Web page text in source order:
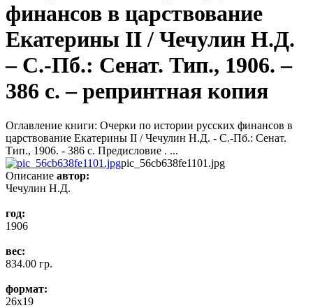
финансов в царствование
Екатерины II / Чечулин Н.Д.
– С.-Пб.: Сенат. Тип., 1906. –
386 с. – репринтная копия
Оглавление книги: Очерки по истории русских финансов в
царствование Екатерины II / Чечулин Н.Д. - С.-Пб.: Сенат.
Тип., 1906. - 386 с. Предисловие . ...
pic_56cb638fe1101.jpg
Описание автор:
Чечулин Н.Д.
год:
1906
вес:
834.00 гр.
формат:
26x19